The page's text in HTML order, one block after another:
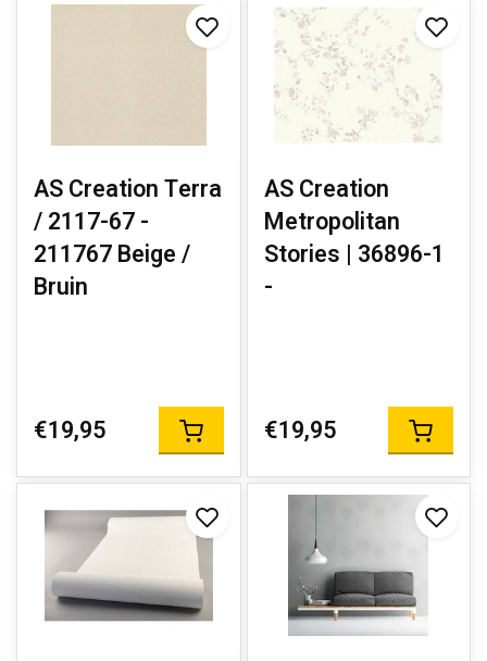
AS Creation Terra
/ 2117-67 -
211767 Beige /
Bruin
€19,95
AS Creation
Metropolitan
Stories | 36896-1
-
€19,95